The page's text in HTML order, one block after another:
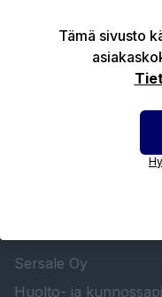
Tekniset edut
Sersale Oy
Huolto- ja
Tämä sivusto